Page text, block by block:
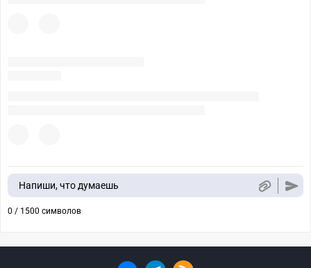
Напиши, что думаешь
0 / 1500 символов